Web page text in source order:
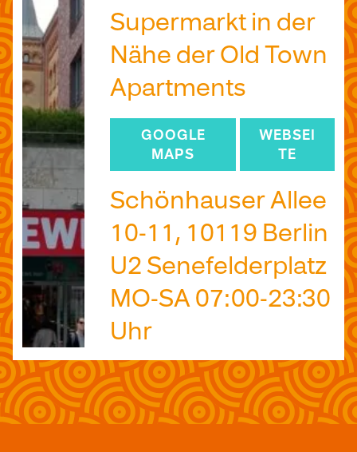
Supermarkt in der
Nähe der Old Town
Apartments
GOOGLE
MAPS
WEBSEI
TE
Schönhauser Allee
10-11, 10119 Berlin
U2 Senefelderplatz
MO-SA 07:00-23:30
Uhr